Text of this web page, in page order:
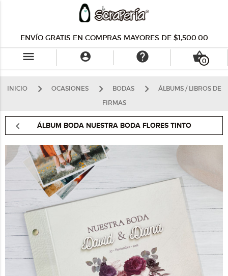
ENVÍO GRATIS EN COMPRAS MAYORES DE $1,500.00
menu  help 0
shopping_basket
INICIO OCASIONES BODAS
ÁLBUMS / LIBROS DE
FIRMAS
ÁLBUM BODA NUESTRA BODA FLORES TINTO